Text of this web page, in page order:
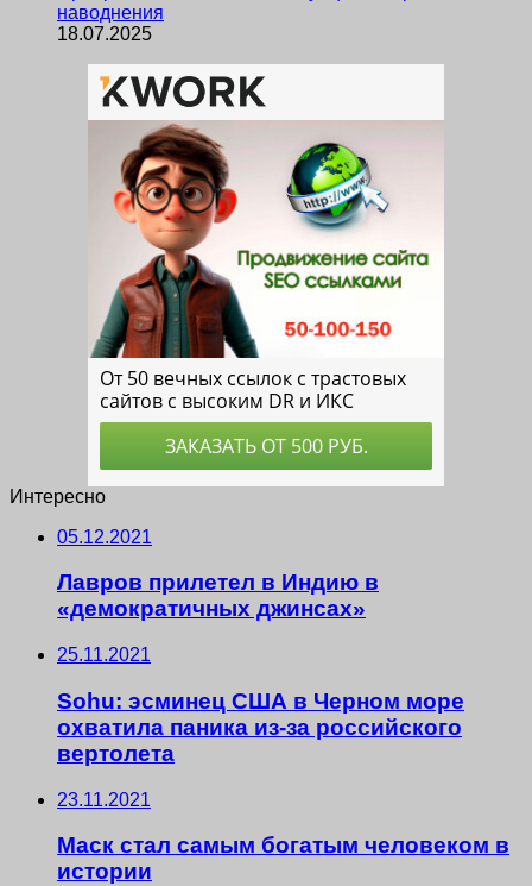
наводнения
18.07.2025
Интересно
05.12.2021
Лавров прилетел в Индию в
«демократичных джинсах»
25.11.2021
Sohu: эсминец США в Черном море
охватила паника из-за российского
вертолета
23.11.2021
Маск стал самым богатым человеком в
истории